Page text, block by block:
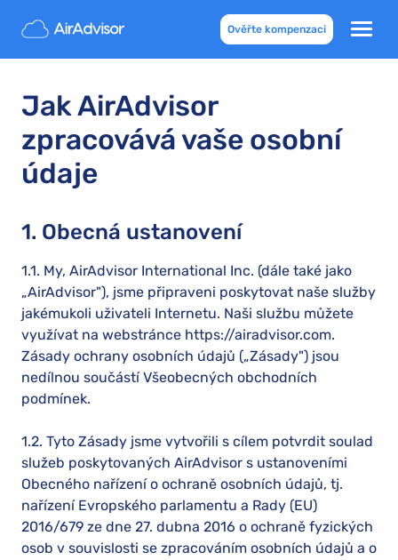
Ověřte kompenzaci
Jak AirAdvisor
zpracovává vaše osobní
údaje
1. Obecná ustanovení
1.1. My, AirAdvisor International Inc. (dále také jako
„AirAdvisor"), jsme připraveni poskytovat naše služby
jakémukoli uživateli Internetu. Naši službu můžete
využívat na webstránce https://airadvisor.com.
Zásady ochrany osobních údajů („Zásady") jsou
nedílnou součástí Všeobecných obchodních
podmínek.
1.2. Tyto Zásady jsme vytvořili s cílem potvrdit soulad
služeb poskytovaných AirAdvisor s ustanoveními
Obecného nařízení o ochraně osobních údajů, tj.
nařízení Evropského parlamentu a Rady (EU)
2016/679 ze dne 27. dubna 2016 o ochraně fyzických
osob v souvislosti se zpracováním osobních údajů a o